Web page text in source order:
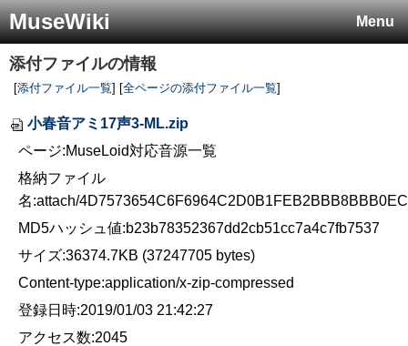
Menu
MuseWiki
添付ファイルの情報
[添付ファイル一覧] [全ページの添付ファイル一覧]
小春音アミ17声3-ML.zip
ページ:MuseLoid対応音源一覧
格納ファイル
名:attach/
MD5ハッシュ値:b23b78352367dd2cb51cc7a4c7fb7537
サイズ:36374.7KB (37247705 bytes)
Content-type:application/x-zip-compressed
登録日時:2019/01/03 21:42:27
アクセス数:2045